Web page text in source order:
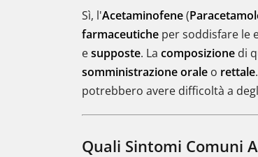
Sì, l'Acetaminofene(
farmaceutiche per soddisfare le
esupposte. La composizione di
somministrazioneorale o rettale
potrebbero avere difficoltà a
Quali Sintomi Comuni